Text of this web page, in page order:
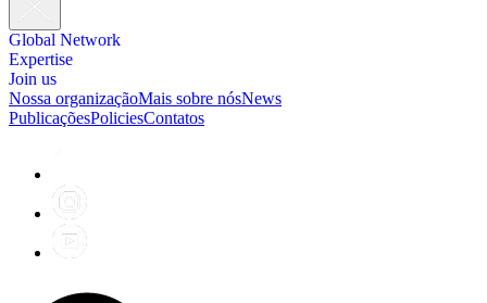
Global Network
Expertise
Join us
Nossa organizaçãoMais sobre nósNews
PublicaçõesPoliciesContatos